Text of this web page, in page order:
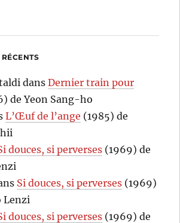
dansDernier train pour
de Yeon Sang-ho
L’Œuf de l’ange (1985) de
douces, si perverses (1969) de
Si douces, si perverses (1969)
Lenzi
douces, si perverses (1969) de